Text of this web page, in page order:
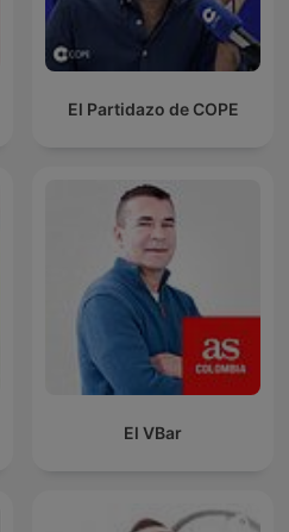
El Partidazo de COPE
El VBar